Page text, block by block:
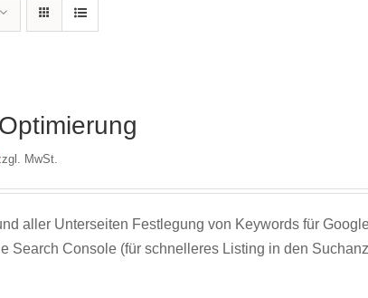
MwSt.
aller Unterseiten Festlegung von Keywords für
Search Console (für schnelleres Listing in den